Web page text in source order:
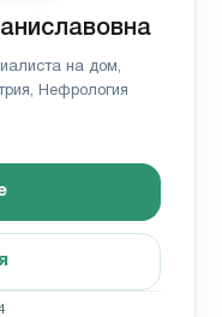
на дом,
Нефрология